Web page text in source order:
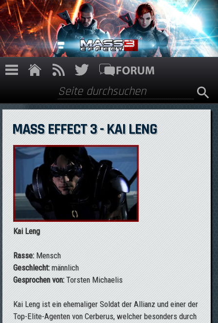
Direkt zum Inhalt
Suchformular
Suche
MASS EFFECT 3 - KAI LENG
Kai Leng
Rasse:Mensch
Geschlecht:männlich
Gesprochen von:Torsten Michaelis
Kai Leng ist ein ehemaliger Soldat der Allianz und einer der
Top-Elite-Agenten von Cerberus, welcher besonders durch